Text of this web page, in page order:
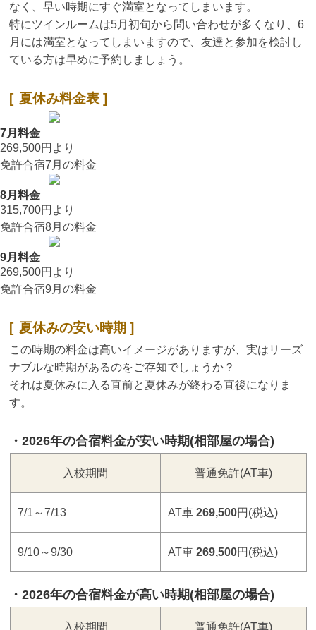
なく、早い時期にすぐ満室となってしまいます。
特にツインルームは5月初旬から問い合わせが多くなり、6
月には満室となってしまいますので、友達と参加を検討し
ている方は早めに予約しましょう。
夏休み料金表
7月料金
269,500円 より
免許合宿7月の料金
8月料金
315,700円 より
免許合宿8月の料金
9月料金
269,500円 より
免許合宿9月の料金
夏休みの安い時期
この時期の料金は高いイメージがありますが、実はリーズ
ナブルな時期があるのをご存知でしょうか？
それは夏休みに入る直前と夏休みが終わる直後になりま
す。
2026年の合宿料金が安い時期(相部屋の場合)
入校期間 普通免許(AT車)
7/1～7/13 AT車 269,500円 (税込)
9/10～9/30 AT車 269,500円 (税込)
2026年の合宿料金が高い時期(相部屋の場合)
入校期間 普通免許(AT車)